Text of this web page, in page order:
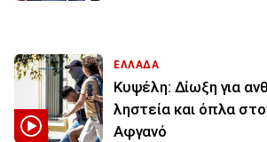
ΕΛΛΑΔΑ
Κυψέλη: Δίωξη για
ληστεία και όπλα
Αφγανό